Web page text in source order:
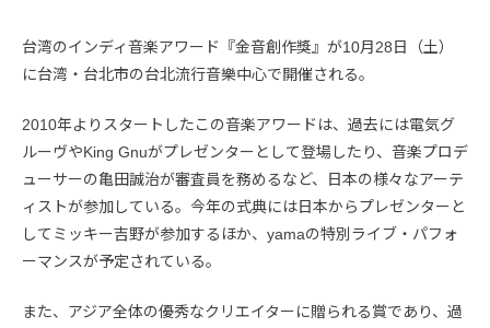
台湾のインディ音楽アワード『金音創作獎』が10月28日（土）
に台湾・台北市の台北流行音樂中心で開催される。
2010年よりスタートしたこの音楽アワードは、過去には電気グ
ルーヴやKing Gnuがプレゼンターとして登場したり、音楽プロデ
ューサーの亀田誠治が審査員を務めるなど、日本の様々なアーテ
ィストが参加している。今年の式典には日本からプレゼンターと
してミッキー吉野が参加するほか、yamaの特別ライブ・パフォ
ーマンスが予定されている。
また、アジア全体の優秀なクリエイターに贈られる賞であり、過